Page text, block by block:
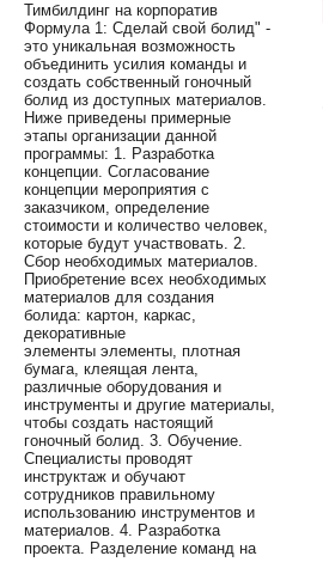
Тимбилдинг на корпоратив
Формула 1: Сделай свой болид" -
это уникальная возможность
объединить усилия команды и
создать собственный гоночный
болид из доступных материалов.
Ниже приведены примерные
этапы организации данной
программы: 1. Разработка
концепции. Согласование
концепции мероприятия с
заказчиком, определение
стоимости и количество человек,
которые будут участвовать. 2.
Сбор необходимых материалов.
Приобретение всех необходимых
материалов для создания
болида: картон, каркас,
декоративные
элементы элементы, плотная
бумага, клеящая лента,
различные оборудования и
инструменты и другие материалы,
чтобы создать настоящий
гоночный болид. 3. Обучение.
Специалисты проводят
инструктаж и обучают
сотрудников правильному
использованию инструментов и
материалов. 4. Разработка
проекта. Разделение команд на